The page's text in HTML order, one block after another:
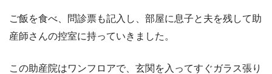
ご飯を食べ、問診票も記入し、部屋に息子と夫を残して助
産師さんの控室に持っていきました。
この助産院はワンフロアで、玄関を入ってすぐガラス張り